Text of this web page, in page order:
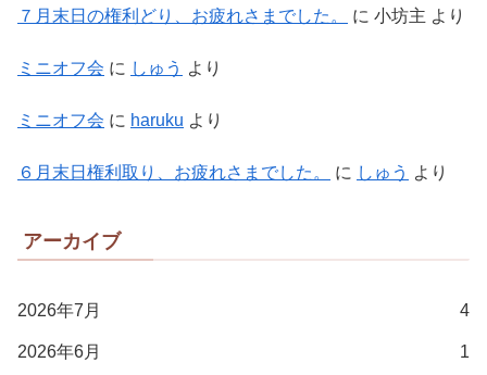
７月末日の権利どり、お疲れさまでした。 に 小坊主 より
ミニオフ会 に しゅう より
ミニオフ会 に haruku より
６月末日権利取り、お疲れさまでした。 に しゅう より
アーカイブ
2026年7月 4
2026年6月 1